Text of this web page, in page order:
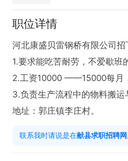
职位详情
河北康盛贝雷钢桥有限公司招
1.要求能吃苦耐劳，不爱歇班
2.工资10000 ——15000每月
3.负责生产流程中的物料搬运
地址：郭庄镇李庄村。
联系我时请说是在献县求职招聘网